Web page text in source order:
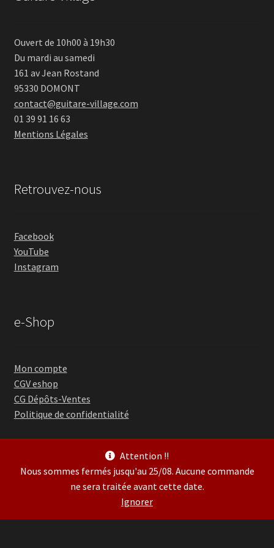
Attention !!
Nous sommes fermés jusqu'au 25/08. Aucune commande
ne sera traitée avant cette date.
Ignorer
Ouvert de 10h00 à 19h30
Du mardi au samedi
161 av Jean Rostand
95330 DOMONT
contact@guitare-village.com
01 39 91 16 63
Mentions Légales
Retrouvez-nous
Facebook
YouTube
Instagram
e-Shop
Mon compte
CGV eshop
CG Dépôts-Ventes
Politique de confidentialité
© Guitare Village 2026